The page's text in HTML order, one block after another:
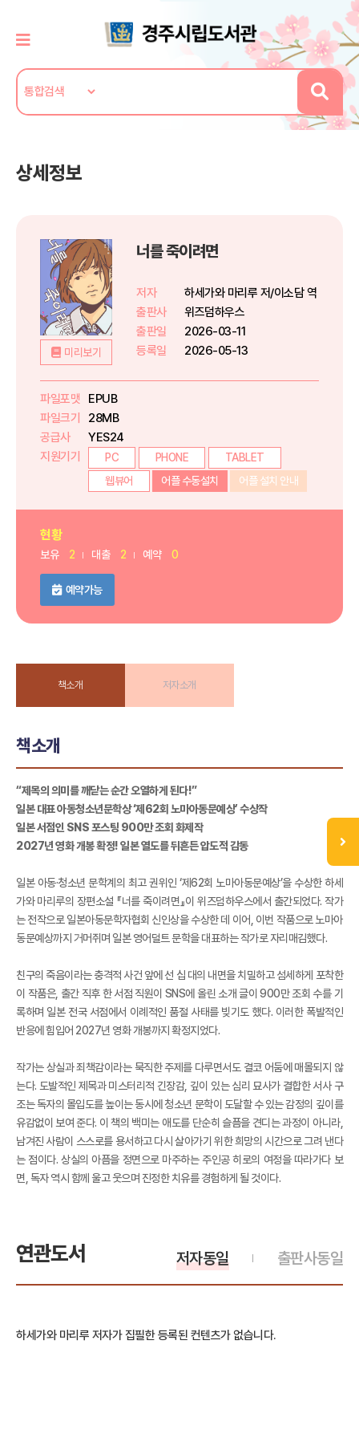
상세정보
미리보기
너를 죽이려면
저자
하세가와 마리루 저/이소담 역
출판사
위즈덤하우스
출판일
2026-03-11
등록일
2026-05-13
파일포맷
EPUB
파일크기
28MB
공급사
YES24
지원기기
PC PHONE
TABLET
웹뷰어
어플 수동설치 어플 설치 안내
현황
보유 2 대출 2 예약 0
예약가능
책소개 저자소개
책소개
“제목의 의미를 깨닫는 순간 오열하게 된다!”
일본 대표 아동청소년문학상 ‘제62회 노마아동문예상’ 수상작
일본 서점인 SNS 포스팅 900만 조회 화제작
2027년 영화 개봉 확정! 일본 열도를 뒤흔든 압도적 감동
일본 아동·청소년 문학계의 최고 권위인 ‘제62회 노마아동문예상’을 수상한 하세
가와 마리루의 장편소설 『너를 죽이려면』이 위즈덤하우스에서 출간되었다. 작가
는 전작으로 일본아동문학자협회 신인상을 수상한 데 이어, 이번 작품으로 노마아
동문예상까지 거머쥐며 일본 영어덜트 문학을 대표하는 작가로 자리매김했다.
친구의 죽음이라는 충격적 사건 앞에 선 십 대의 내면을 치밀하고 섬세하게 포착한
이 작품은, 출간 직후 한 서점 직원이 SNS에 올린 소개 글이 900만 조회 수를 기
록하며 일본 전국 서점에서 이례적인 품절 사태를 빚기도 했다. 이러한 폭발적인
반응에 힘입어 2027년 영화 개봉까지 확정지었다.
작가는 상실과 죄책감이라는 묵직한 주제를 다루면서도 결코 어둠에 매몰되지 않
는다. 도발적인 제목과 미스터리적 긴장감, 깊이 있는 심리 묘사가 결합한 서사 구
조는 독자의 몰입도를 높이는 동시에 청소년 문학이 도달할 수 있는 감정의 깊이를
유감없이 보여 준다. 이 책의 백미는 애도를 단순히 슬픔을 견디는 과정이 아니라,
남겨진 사람이 스스로를 용서하고 다시 살아가기 위한 희망의 시간으로 그려 낸다
는 점이다. 상실의 아픔을 정면으로 마주하는 주인공 히로의 여정을 따라가다 보
면, 독자 역시 함께 울고 웃으며 진정한 치유를 경험하게 될 것이다.
연관도서 출판사동일
저자동일
하세가와 마리루 저자가 집필한 등록된 컨텐츠가 없습니다.